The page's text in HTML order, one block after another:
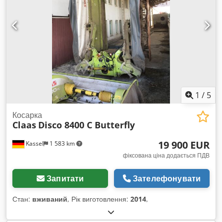
1 / 5
Kassel 1 583 km
Косарка
Claas Disco 8400 C Butterfly
19 900 EUR
фіксована ціна додається ПДВ
Запитати Зателефонувати
Стан: вживаний, Рік виготовлення: 2014,